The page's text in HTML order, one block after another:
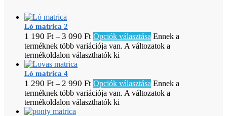
Ló matrica 2
1 190 Ft – 3 090 Ft Opciók választása Ennek a
terméknek több variációja van. A változatok a
termékoldalon választhatók ki
Ló matrica 4
1 290 Ft – 2 990 Ft Opciók választása Ennek a
terméknek több variációja van. A változatok a
termékoldalon választhatók ki